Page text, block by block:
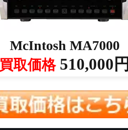
McIntosh MA7000
買取価格510,000円